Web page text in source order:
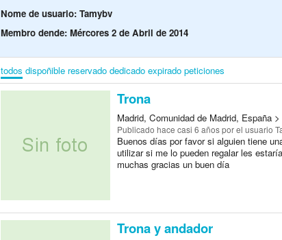
Nome de usuario: Tamybv
Membro dende: Mércores 2 de Abril de 2014
todos dispoñible reservado dedicado expirado peticiones
Trona
Madrid, Comunidad de Madrid, España
Publicado hace casi 6 añospor el usuario
Buenos días por favor si alguien tiene
utilizar si me lo pueden regalar les
muchas gracias un buen día
Trona y andador